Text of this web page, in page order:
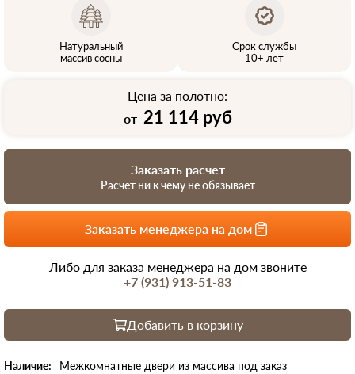
Натуральный
массив сосны
Срок службы
10+ лет
Цена за полотно:
от 21 114 руб
Добавить в корзину
Наличие:
Межкомнатные двери из массива под заказ
Заказать расчет
Расчет ни к чему не обязывает
Заказать менеджера на дом
Либо для заказа менеджера на дом звоните
+7 (931) 913-51-83